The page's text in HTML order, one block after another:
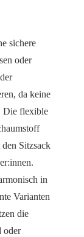
sichere
oder
da keine
Die flexible
Sitzsack
in
Varianten
die
oder